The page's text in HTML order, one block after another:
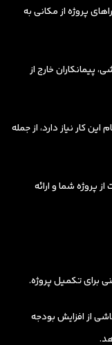
پروژه از مکانی به
پیمانکاران خارج از
کار نیاز دارد، از جمله
پروژه شما و ارائه
برای تکمیل پروژه.
از افزایش بودجه